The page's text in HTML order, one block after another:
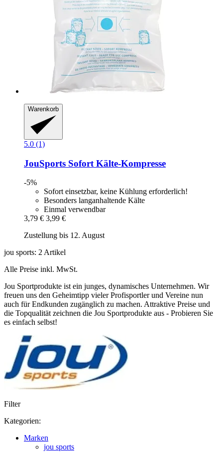
Warenkorb
5.0 (1)
JouSports Sofort Kälte-​Kompresse
-5%
Sofort einsetzbar, keine Kühlung erforderlich!
Besonders langanhaltende Kälte
Einmal verwendbar
3,79 € 3,99 €
Zustellung bis 12. August
jou sports: 2 Artikel
Alle Preise inkl. MwSt.
Jou Sportprodukte ist ein junges, dynamisches Unternehmen. Wir
freuen uns den Geheimtipp vieler Profisportler und Vereine nun
auch für Endkunden zugänglich zu machen. Attraktive Preise und
die Topqualität zeichnen die Jou Sportprodukte aus - Probieren Sie
es einfach selbst!
Filter
Kategorien:
Marken
jou sports